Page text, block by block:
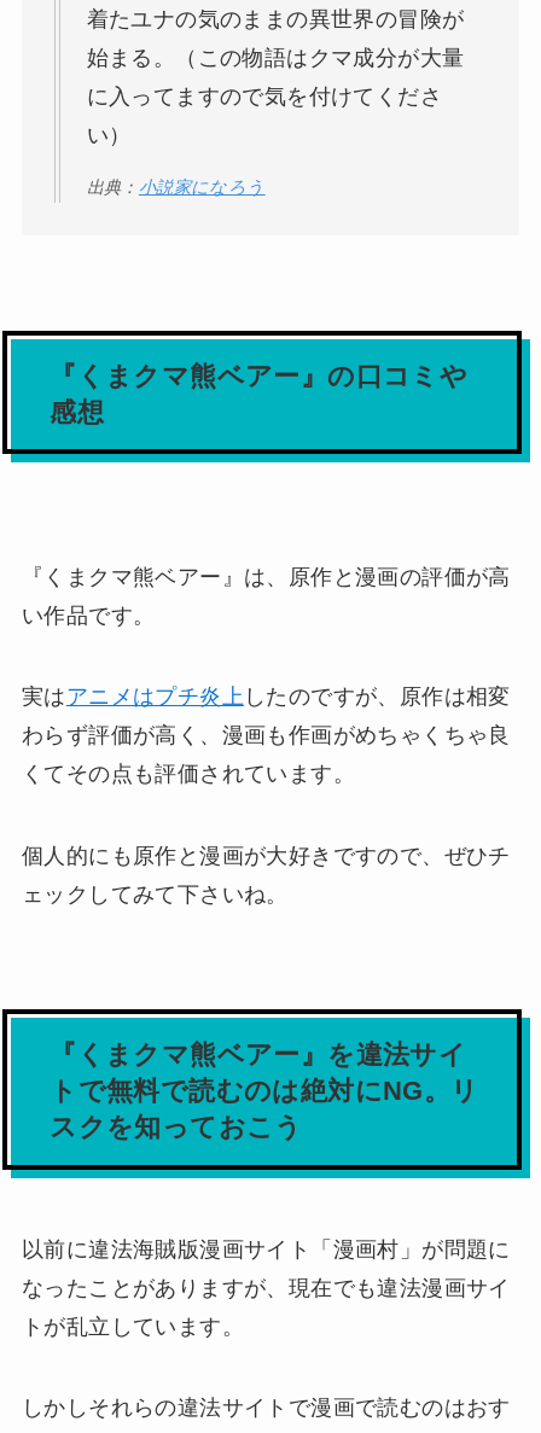
着たユナの気のままの異世界の冒険が
始まる。（この物語はクマ成分が大量
に入ってますので気を付けてくださ
い）
出典： 小説家になろう
『くまクマ熊ベアー』の口コミや
感想
『くまクマ熊ベアー』は、原作と漫画の評価が高
い作品です。
実はアニメはプチ炎上 したのですが、原作は相変
わらず評価が高く、漫画も作画がめちゃくちゃ良
くてその点も評価されています。
個人的にも原作と漫画が大好きですので、ぜひチ
ェックしてみて下さいね。
『くまクマ熊ベアー』を違法サイ
トで無料で読むのは絶対にNG。リ
スクを知っておこう
以前に違法海賊版漫画サイト「漫画村」が問題に
なったことがありますが、現在でも違法漫画サイ
トが乱立しています。
しかしそれらの違法サイトで漫画で読むのはおす